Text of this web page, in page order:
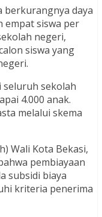
berkurangnya daya
empat siswa per
negeri,
siswa yang
seluruh sekolah
4.000 anak.
melalui skema
Wali Kota Bekasi,
pembiayaan
subsidi biaya
kriteria penerima